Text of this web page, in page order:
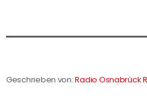
Geschrieben von:Radio Osnabrück